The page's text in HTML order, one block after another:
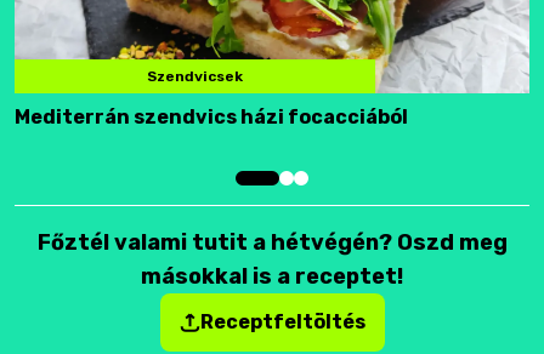
Szendvicsek
Mediterrán szendvics házi focacciából
Főztél valami tutit a hétvégén? Oszd meg
másokkal is a receptet!
Receptfeltöltés